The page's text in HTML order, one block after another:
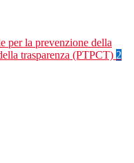
per la prevenzione della
trasparenza (PTPCT) 2